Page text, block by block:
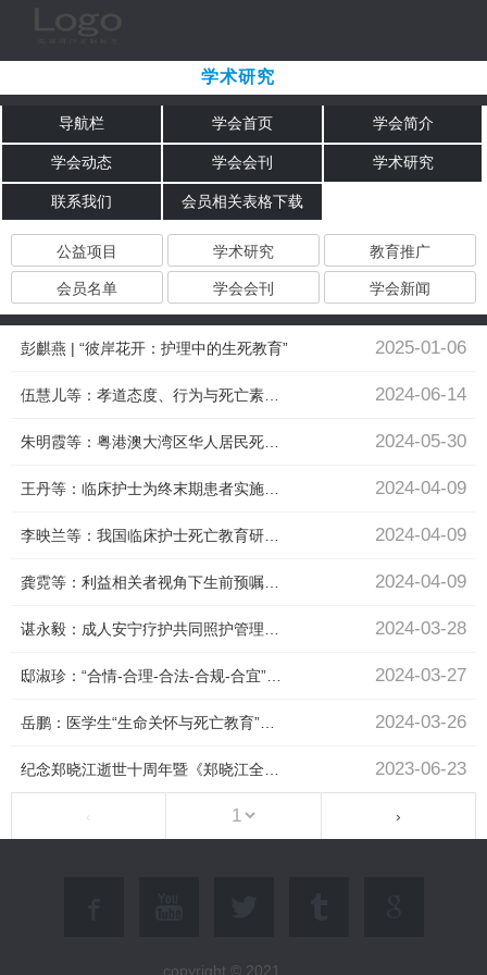
学术研究
导航栏 学会首页 学会简介
学会动态 学会会刊 学术研究
联系我们 会员相关表格下载
公益项目 学术研究 教育推广
会员名单 学会会刊 学会新闻
彭麒燕 | “彼岸花开：护理中的生死教育” 2025-01-06
伍慧儿等：孝道态度、行为与死亡素养间的关联性：对中国粤港澳大湾区死亡系统发展的启示 2024-06-14
朱明霞等：粤港澳大湾区华人居民死亡素养现状及当代生死教育初探 2024-05-30
王丹等：临床护士为终末期患者实施本土化叙事护理的体验 2024-04-09
李映兰等：我国临床护士死亡教育研究的范围综述 2024-04-09
龚霓等：利益相关者视角下生前预嘱签署的困境与挑战 2024-04-09
2024-03-28
邸淑珍：“合情-合理-合法-合规-合宜”的本土化安宁疗护发展及策略 2024-03-27
岳鹏：医学生“生命关怀与死亡教育”课程的设计与实施 2024-03-26
纪念郑晓江逝世十周年暨《郑晓江全集》出版筹备会议在京举行 2023-06-23
‹ ›
copyright © 2021